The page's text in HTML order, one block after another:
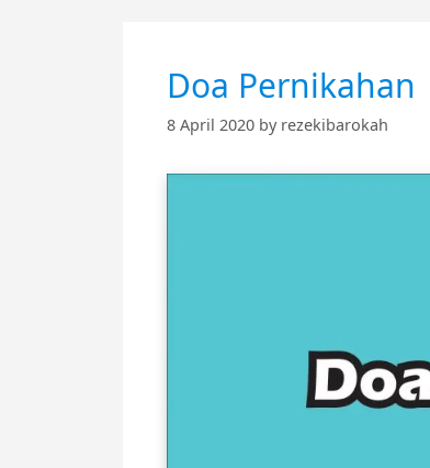
Doa Pernikahan
8 April 2020 by rezekibarokah